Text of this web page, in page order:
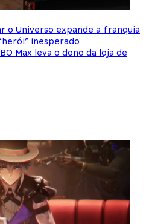
o Universo expande a franquia
inesperado
Max leva o dono da loja de